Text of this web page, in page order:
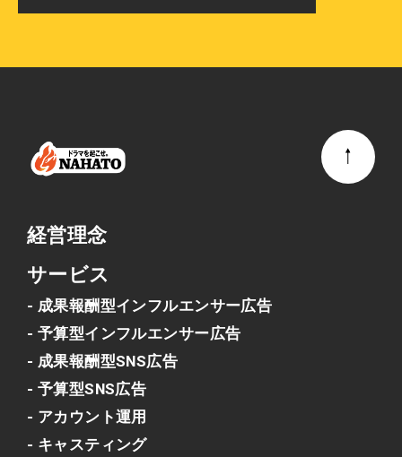
経営理念
サービス
- 成果報酬型インフルエンサー広告
- 予算型インフルエンサー広告
- 成果報酬型SNS広告
- 予算型SNS広告
- アカウント運用
- キャスティング